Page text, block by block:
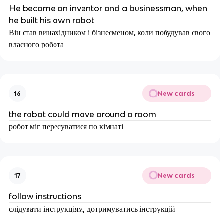
He became an inventor and a businessman, when
he built his own robot
Він став винахідником і бізнесменом, коли побудував свого
власного робота
16 New cards
the robot could move around a room
робот міг пересуватися по кімнаті
17 New cards
follow instructions
слідувати інструкціям, дотримуватись інструкцій